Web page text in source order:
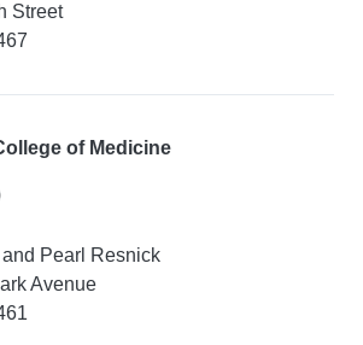
Street
of Medicine
Pearl Resnick
Avenue